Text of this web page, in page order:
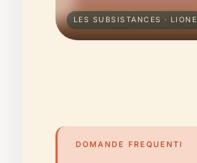
LES SUBSISTANCES · LIONE
DOMANDE FREQUENTI